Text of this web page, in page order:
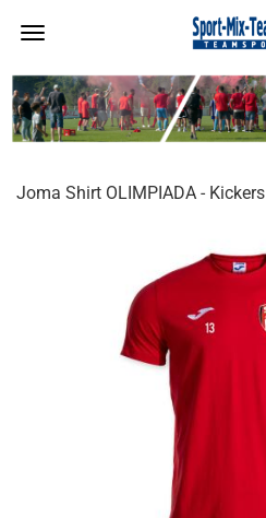
Joma Shirt OLIMPIADA -